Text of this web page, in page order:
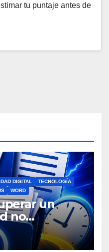
tu puntaje antes de
DIGITAL
TECNOLOGÍA
WORD
un
no
de entrar en